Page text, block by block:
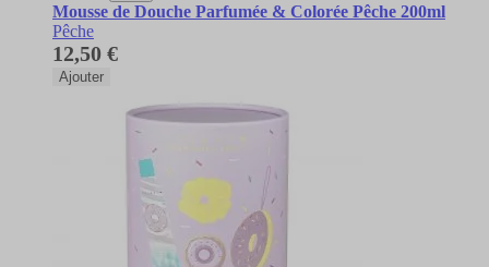
Mousse de Douche Parfumée & Colorée Pêche 200ml
Pêche
12,50 €
Ajouter